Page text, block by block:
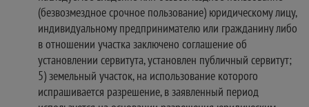
(безвозмездное срочное пользование) юридическому лицу,
индивидуальному предпринимателю или гражданину либо
в отношении участка заключено соглашение об
установлении сервитута, установлен публичный сервитут;
5) земельный участок, на использование которого
испрашивается разрешение, в заявленный период